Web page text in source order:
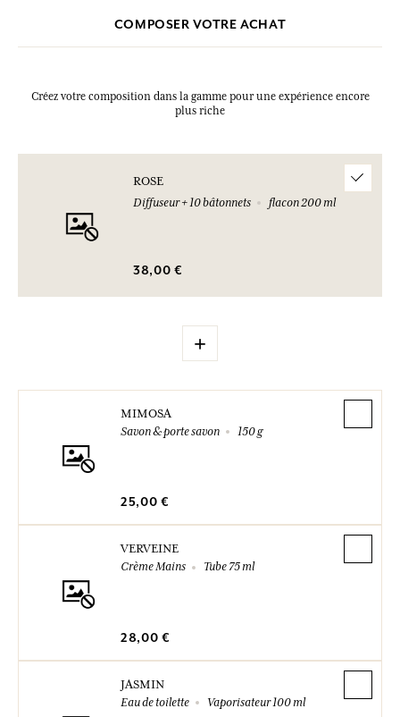
COMPOSER VOTRE ACHAT
Créez votre composition dans la gamme pour une expérience encore
plus riche
ROSE
Diffuseur + 10 bâtonnets
flacon 200 ml
38,00 €
+
MIMOSA
Savon & porte savon
150 g
25,00 €
VERVEINE
Crème Mains
Tube 75 ml
28,00 €
JASMIN
Eau de toilette
Vaporisateur 100 ml